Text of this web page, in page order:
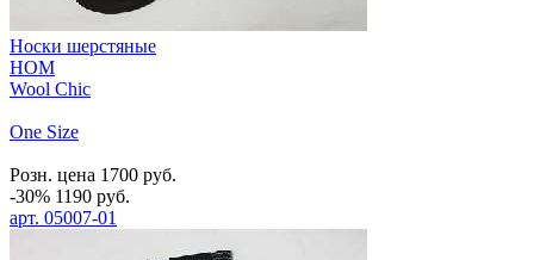
Носки шерстяные
HOM
Wool Chic
One Size
Розн. цена 1700 руб.
-30% 1190 руб.
арт. 05007-01